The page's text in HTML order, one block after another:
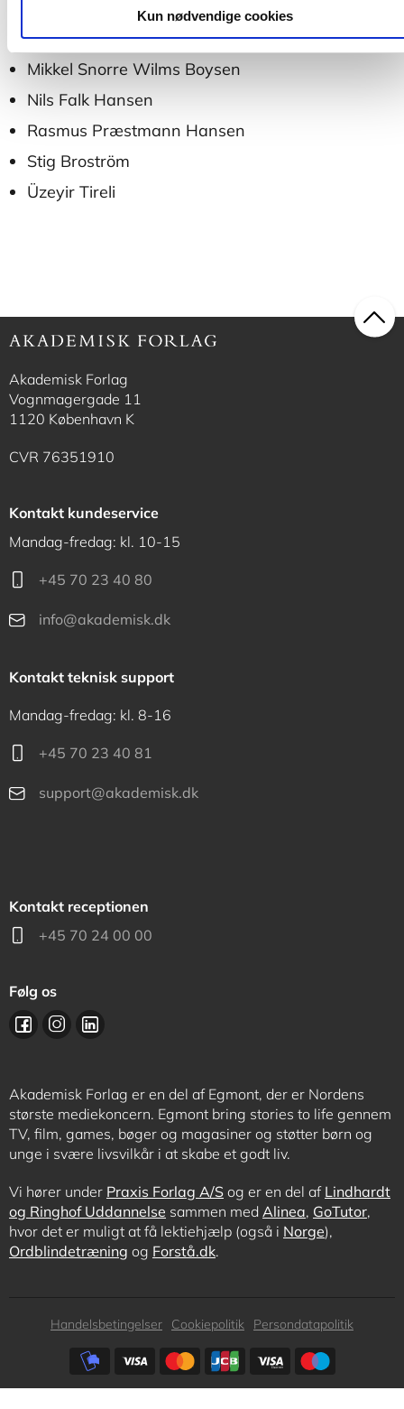
Kun nødvendige cookies
Maj Borggaard Hansen
Mikael Jørgensen
Mikkel Snorre Wilms Boysen
Nils Falk Hansen
Rasmus Præstmann Hansen
Stig Broström
Üzeyir Tireli
Akademisk Forlag
Vognmagergade 11
1120 København K
CVR 76351910
Kontakt kundeservice
Mandag-fredag: kl. 10-15
+45 70 23 40 80
info@akademisk.dk
Kontakt teknisk support
Mandag-fredag: kl. 8-16
+45 70 23 40 81
support@akademisk.dk
Kontakt receptionen
+45 70 24 00 00
Følg os
Akademisk Forlag er en del af Egmont, der er Nordens
største mediekoncern. Egmont bring stories to life gennem
TV, film, games, bøger og magasiner og støtter børn og
unge i svære livsvilkår i at skabe et godt liv.
Vi hører under Praxis Forlag A/S og er en del af Lindhardt
og Ringhof Uddannelse sammen med Alinea, GoTutor,
hvor det er muligt at få lektiehjælp (også i Norge),
Ordblindetræning og Forstå.dk.
Subfooter
Handelsbetingelser Cookiepolitik
Persondatapolitik
Subfooter
payment
options